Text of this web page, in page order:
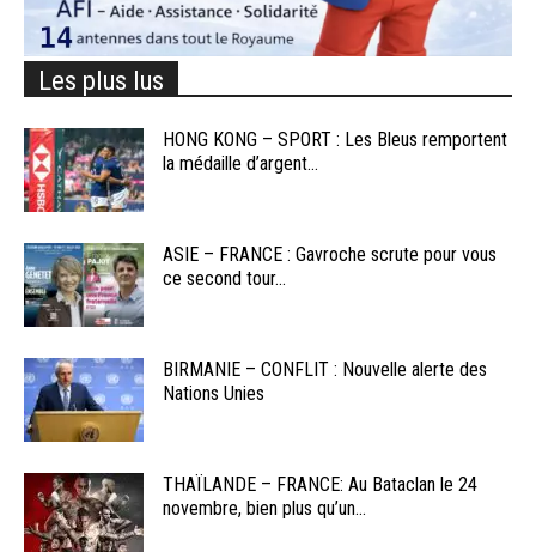
Les plus lus
HONG KONG – SPORT : Les Bleus remportent
la médaille d’argent...
ASIE – FRANCE : Gavroche scrute pour vous
ce second tour...
BIRMANIE – CONFLIT : Nouvelle alerte des
Nations Unies
THAÏLANDE – FRANCE: Au Bataclan le 24
novembre, bien plus qu’un...